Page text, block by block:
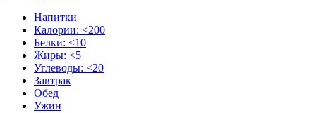
Напитки
Калории: <200
Белки: <10
Жиры: <5
Углеводы: <20
Завтрак
Обед
Ужин